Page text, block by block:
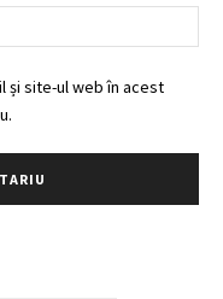
și site-ul web în acest